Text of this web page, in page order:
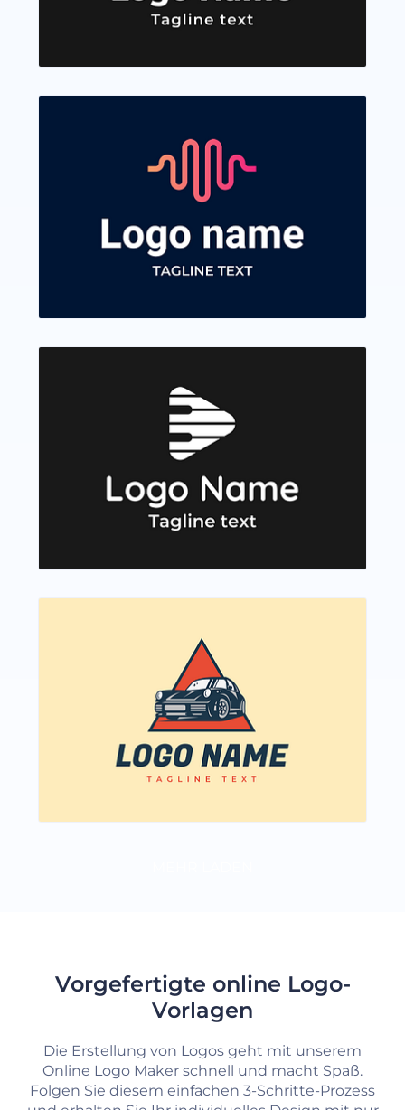
Vorgefertigte online Logo-
Vorlagen
Die Erstellung von Logos geht mit unserem
Online Logo Maker schnell und macht Spaß.
Folgen Sie diesem einfachen 3-Schritte-Prozess